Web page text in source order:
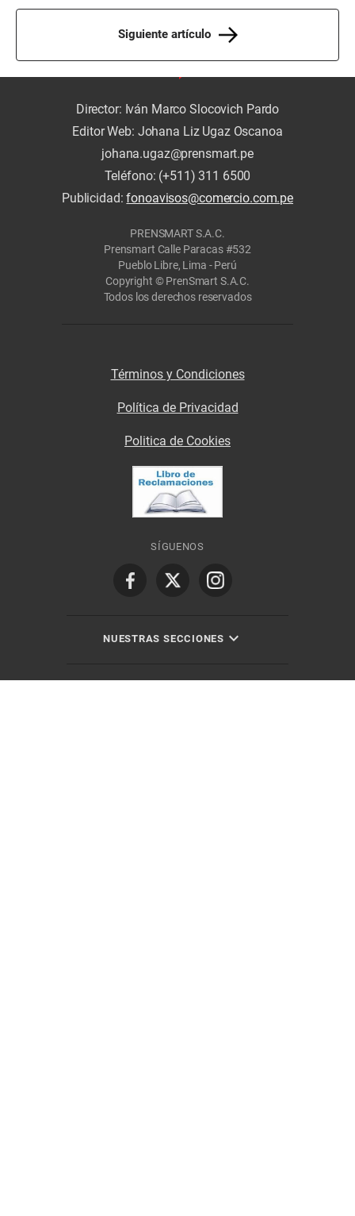
Siguiente artículo
Director: Iván Marco Slocovich Pardo
Editor Web: Johana Liz Ugaz Oscanoa
johana.ugaz@prensmart.pe
Teléfono: (+511) 311 6500
Publicidad:fonoavisos@comercio.com.pe
PRENSMART S.A.C.
Prensmart Calle Paracas #532
Pueblo Libre, Lima - Perú
Copyright © PrenSmart S.A.C.
Todos los derechos reservados
Términos y Condiciones
Política de Privacidad
Politica de Cookies
SÍGUENOS
NUESTRAS SECCIONES